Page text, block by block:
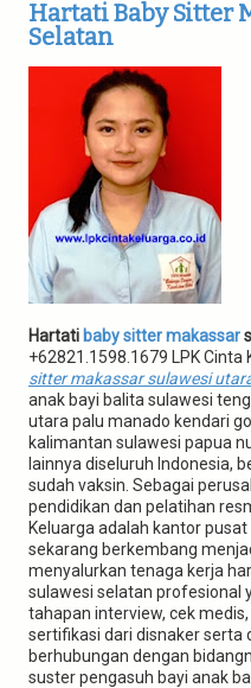
Hartati Baby Sitter
Selatan
Hartati baby sitter makassar
+62821.1598.1679 LPK Cinta
sitter makassar sulawesi
anak bayi balita sulawesi
utara palu manado kendari
kalimantan sulawesi papua
lainnya diseluruh Indonesia,
sudah vaksin. Sebagai
pendidikan dan pelatihan
Keluarga adalah kantor pusat
sekarang berkembang
menyalurkan tenaga kerja
sulawesi selatan profesional
tahapan interview, cek
sertifikasi dari disnaker serta
berhubungan dengan
suster pengasuh bayi anak